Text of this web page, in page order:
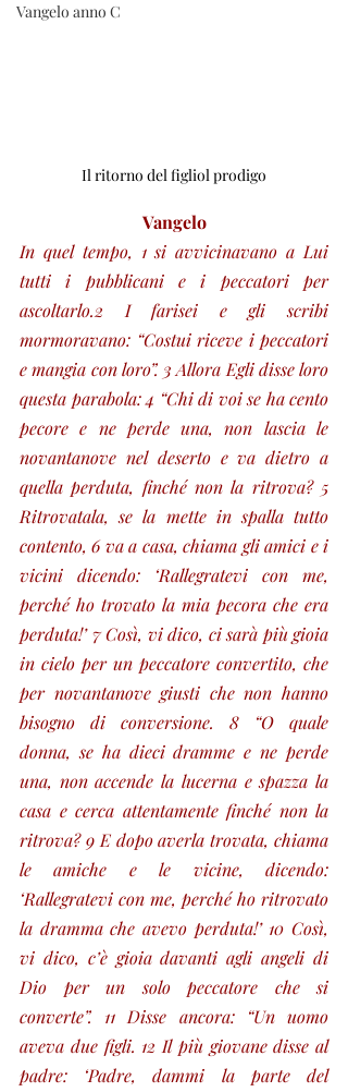
Vangelo anno C
Il ritorno del figliol prodigo
Vangelo
In quel tempo, 1 si avvicinavano a Lui
tutti i pubblicani e i peccatori per
ascoltarlo.2 I farisei e gli scribi
mormoravano: “Costui riceve i peccatori
e mangia con loro”. 3 Allora Egli disse loro
questa parabola: 4 “Chi di voi se ha cento
pecore e ne perde una, non lascia le
novantanove nel deserto e va dietro a
quella perduta, finché non la ritrova? 5
Ritrovatala, se la mette in spalla tutto
contento, 6 va a casa, chiama gli amici e i
vicini dicendo: ‘Rallegratevi con me,
perché ho trovato la mia pecora che era
perduta!’ 7 Così, vi dico, ci sarà più gioia
in cielo per un peccatore convertito, che
per novantanove giusti che non hanno
bisogno di conversione. 8 “O quale
donna, se ha dieci dramme e ne perde
una, non accende la lucerna e spazza la
casa e cerca attentamente finché non la
ritrova? 9 E dopo averla trovata, chiama
le amiche e le vicine, dicendo:
‘Rallegratevi con me, perché ho ritrovato
la dramma che avevo perduta!’ 10 Così,
vi dico, c’è gioia davanti agli angeli di
Dio per un solo peccatore che si
converte”. 11 Disse ancora: “Un uomo
aveva due figli. 12 Il più giovane disse al
padre: ‘Padre, dammi la parte del